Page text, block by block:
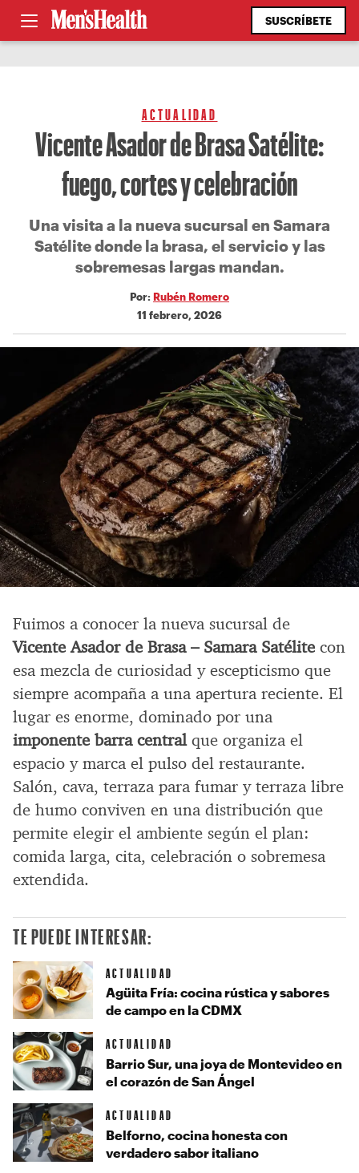
SUSCRÍBETE
ACTUALIDAD
Vicente Asador de Brasa Satélite:
fuego, cortes y celebración
Una visita a la nueva sucursal en Samara
Satélite donde la brasa, el servicio y las
sobremesas largas mandan.
Por: Rubén Romero
11 febrero, 2026
Fuimos a conocer la nueva sucursal de
Vicente Asador de Brasa – Samara Satélite con
esa mezcla de curiosidad y escepticismo que
siempre acompaña a una apertura reciente. El
lugar es enorme, dominado por una
imponente barra centralque organiza el
espacio y marca el pulso del restaurante.
Salón, cava, terraza para fumar y terraza libre
de humo conviven en una distribución que
permite elegir el ambiente según el plan:
comida larga, cita, celebración o sobremesa
extendida.
TE PUEDE INTERESAR:
ACTUALIDAD
Agüita Fría: cocina rústica y sabores
de campo en la CDMX
ACTUALIDAD
Barrio Sur, una joya de Montevideo en
el corazón de San Ángel
ACTUALIDAD
Belforno, cocina honesta con
verdadero sabor italiano